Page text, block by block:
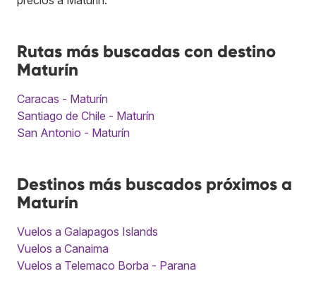
Rutas más buscadas con destino
Maturín
Caracas - Maturín
Santiago de Chile - Maturín
San Antonio - Maturín
Destinos más buscados próximos a
Maturín
Vuelos a Galapagos Islands
Vuelos a Canaima
Vuelos a Telemaco Borba - Parana